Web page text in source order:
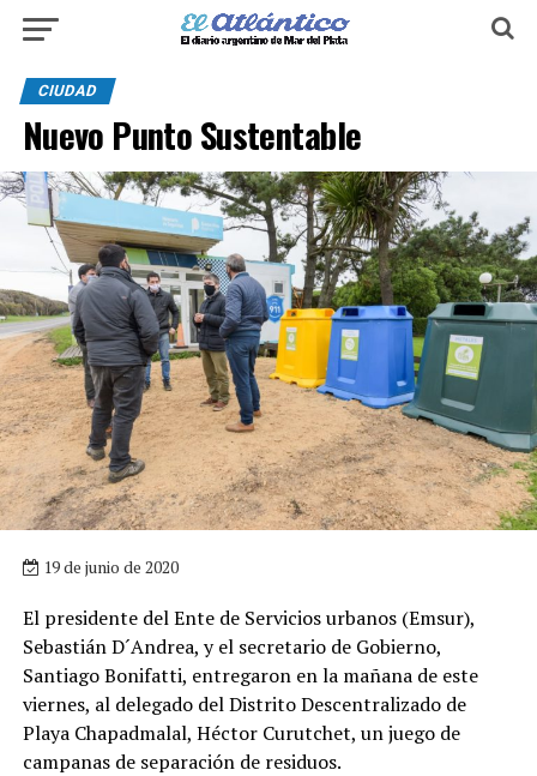
CIUDAD
Nuevo Punto Sustentable
19 de junio de 2020
El presidente del Ente de Servicios urbanos (Emsur),
Sebastián D´Andrea, y el secretario de Gobierno,
Santiago Bonifatti, entregaron en la mañana de este
viernes, al delegado del Distrito Descentralizado de
Playa Chapadmalal, Héctor Curutchet, un juego de
campanas de separación de residuos.